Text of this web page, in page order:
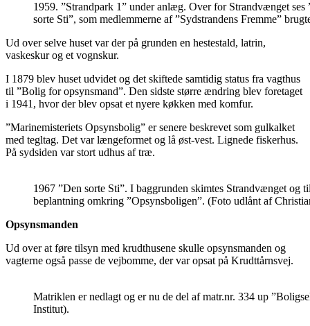
1959. ”Strandpark 1” under anlæg. Over for Strandvænget
sorte Sti”, som medlemmerne af ”Sydstrandens Fremme”
Ud over selve huset var der på grunden en hestestald, latrin,
vaskeskur og et vognskur.
I 1879 blev huset udvidet og det skiftede samtidig status fra vagthus
til ”Bolig for opsynsmand”. Den sidste større ændring blev foretaget
i 1941, hvor der blev opsat et nyere køkken med komfur.
”Marinemisteriets Opsynsbolig” er senere beskrevet som gulkalket
med tegltag. Det var længeformet og lå øst-vest. Lignede fiskerhus.
På sydsiden var stort udhus af træ.
1967 ”Den sorte Sti”. I baggrunden skimtes Strandvænget og
beplantning omkring ”Opsynsboligen”. (Foto udlånt af
Opsynsmanden
Ud over at føre tilsyn med krudthusene skulle opsynsmanden og
vagterne også passe de vejbomme, der var opsat på Krudttårnsvej.
Matriklen er nedlagt og er nu de del af matr.nr. 334 up
Institut).